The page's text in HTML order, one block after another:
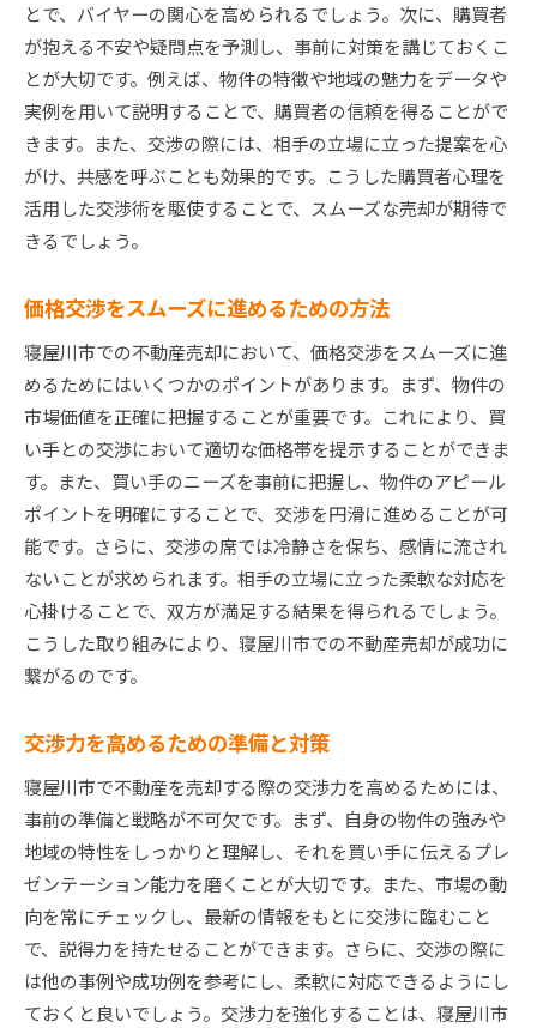
とで、バイヤーの関心を高められるでしょう。次に、購買者
が抱える不安や疑問点を予測し、事前に対策を講じておくこ
とが大切です。例えば、物件の特徴や地域の魅力をデータや
実例を用いて説明することで、購買者の信頼を得ることがで
きます。また、交渉の際には、相手の立場に立った提案を心
がけ、共感を呼ぶことも効果的です。こうした購買者心理を
活用した交渉術を駆使することで、スムーズな売却が期待で
きるでしょう。
価格交渉をスムーズに進めるための方法
寝屋川市での不動産売却において、価格交渉をスムーズに進
めるためにはいくつかのポイントがあります。まず、物件の
市場価値を正確に把握することが重要です。これにより、買
い手との交渉において適切な価格帯を提示することができま
す。また、買い手のニーズを事前に把握し、物件のアピール
ポイントを明確にすることで、交渉を円滑に進めることが可
能です。さらに、交渉の席では冷静さを保ち、感情に流され
ないことが求められます。相手の立場に立った柔軟な対応を
心掛けることで、双方が満足する結果を得られるでしょう。
こうした取り組みにより、寝屋川市での不動産売却が成功に
繋がるのです。
交渉力を高めるための準備と対策
寝屋川市で不動産を売却する際の交渉力を高めるためには、
事前の準備と戦略が不可欠です。まず、自身の物件の強みや
地域の特性をしっかりと理解し、それを買い手に伝えるプレ
ゼンテーション能力を磨くことが大切です。また、市場の動
向を常にチェックし、最新の情報をもとに交渉に臨むこと
で、説得力を持たせることができます。さらに、交渉の際に
は他の事例や成功例を参考にし、柔軟に対応できるようにし
ておくと良いでしょう。交渉力を強化することは、寝屋川市